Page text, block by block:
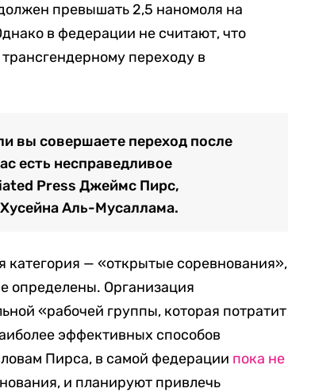
превышать 2,5 наномоля на
в федерации не считают, что
переходу в
вы совершаете переход после
есть несправедливое
Press Джеймс Пирс,
Аль-Мусаллама.
категория — «открытые соревнования»,
определены. Организация
«рабочей группы, которая потратит
эффективных способов
Пирса, в самой федерации пока не
и планируют привлечь